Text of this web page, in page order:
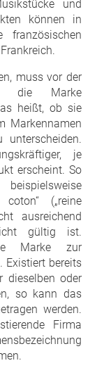
und
können in
französischen
muss vor der
die Marke
heißt, ob sie
Markennamen
je
erscheint. So
(„reine
ausreichend
gültig ist.
Marke zur
Existiert bereits
dieselben oder
so kann das
werden.
Firma